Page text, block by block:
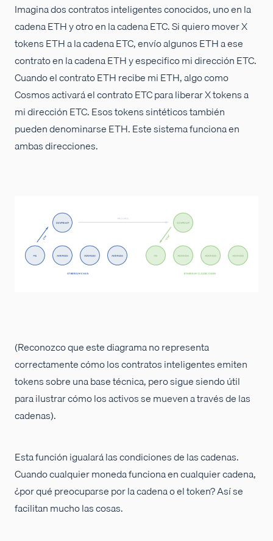
Imagina dos contratos inteligentes conocidos, uno en la
cadena ETH y otro en la cadena ETC. Si quiero mover X
tokens ETH a la cadena ETC, envío algunos ETH a ese
contrato en la cadena ETH y especifico mi dirección ETC.
Cuando el contrato ETH recibe mi ETH, algo como
Cosmos activará el contrato ETC para liberar X tokens a
mi dirección ETC. Esos tokens sintéticos también
pueden denominarse ETH. Este sistema funciona en
ambas direcciones.
(Reconozco que este diagrama no representa
correctamente cómo los contratos inteligentes emiten
tokens sobre una base técnica, pero sigue siendo útil
para ilustrar cómo los activos se mueven a través de las
cadenas).
Esta función igualará las condiciones de las cadenas.
Cuando cualquier moneda funciona en cualquier cadena,
¿por qué preocuparse por la cadena o el token? Así se
facilitan mucho las cosas.